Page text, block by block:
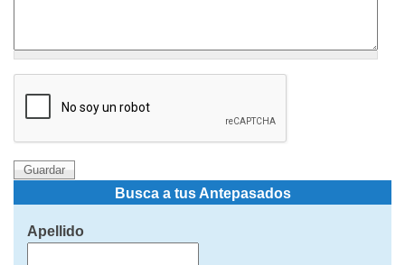
Busca a tus Antepasados
Apellido